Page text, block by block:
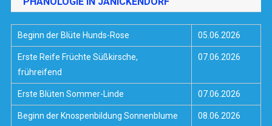
Beginn der Blüte Hunds-Rose 05.06.2026
Erste Reife Früchte Süßkirsche,
frühreifend
07.06.2026
Erste Blüten Sommer-Linde 07.06.2026
Beginn der Knospenbildung Sonnenblume 08.06.2026